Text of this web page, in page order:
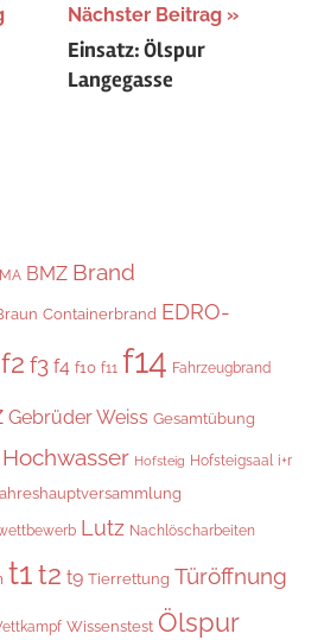
Nächster Beitrag
Einsatz: Ölspur
Langegasse
BMZ Brand
Containerbrand EDRO-
f2 f3 f4 f10 f11 f14 Fahrzeugbrand
Gebrüder Weiss Gesamtübung
Hochwasser Hofsteig Hofsteigsaal i+r
Lutz Nachlöscharbeiten
t1t2 t9 Tierrettung Türöffnung
Wissenstest Ölspur